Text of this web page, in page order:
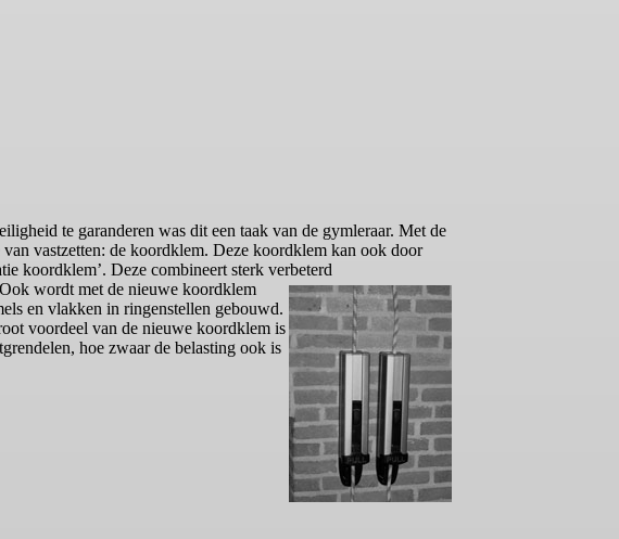
te garanderen was dit een taak van de gymleraar. Met de
vastzetten: de koordklem. Deze koordklem kan ook door
koordklem’. Deze combineert sterk verbeterd
wordt met de nieuwe koordklem
en vlakken in ringenstellen gebouwd.
voordeel van de nieuwe koordklem is
hoe zwaar de belasting ook is